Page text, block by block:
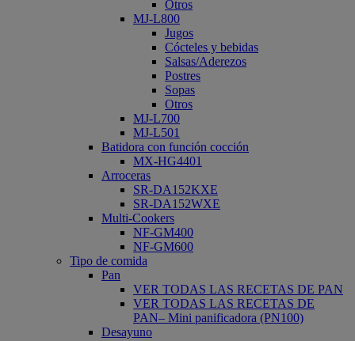
Otros
MJ-L800
Jugos
Cócteles y bebidas
Salsas/Aderezos
Postres
Sopas
Otros
MJ-L700
MJ-L501
Batidora con función cocción
MX-HG4401
Arroceras
SR-DA152KXE
SR-DA152WXE
Multi-Cookers
NF-GM400
NF-GM600
Tipo de comida
Pan
VER TODAS LAS RECETAS DE PAN
VER TODAS LAS RECETAS DE
PAN– Mini panificadora (PN100)
Desayuno